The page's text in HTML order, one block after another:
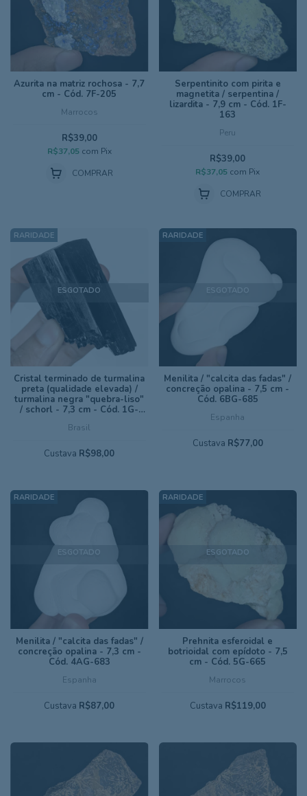
Marrocos
Azurita na matriz rochosa - 7,7
cm - Cód. 7F-205
R$39,00
R$37,05 com Pix
COMPRAR
Peru
Serpentinito com pirita e
magnetita / serpentina /
lizardita - 7,9 cm - Cód. 1F-
163
R$39,00
R$37,05 com Pix
COMPRAR
ESGOTADO
Brasil
Cristal terminado de turmalina
preta (qualidade elevada) /
turmalina negra "quebra-liso"
/ schorl - 7,3 cm - Cód. 1G-
Custava R$98,00
ESGOTADO
Espanha
Menilita / "calcita das fadas" /
concreção opalina - 7,5 cm -
Cód. 6BG-685
Custava R$77,00
ESGOTADO
Espanha
Menilita / "calcita das fadas" /
concreção opalina - 7,3 cm -
Cód. 4AG-683
Custava R$87,00
ESGOTADO
Marrocos
Prehnita esferoidal e
botrioidal com epídoto - 7,5
cm - Cód. 5G-665
Custava R$119,00